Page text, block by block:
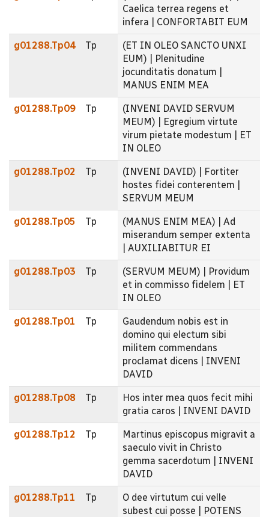
Caelica terrea regens et
infera | CONFORTABIT EUM
g01288.Tp04 Tp
(ET IN OLEO SANCTO UNXI
EUM) | Plenitudine
jocunditatis donatum |
MANUS ENIM MEA
g01288.Tp09 Tp
(INVENI DAVID SERVUM
MEUM) | Egregium virtute
virum pietate modestum | ET
IN OLEO
g01288.Tp02 Tp
(INVENI DAVID) | Fortiter
hostes fidei conterentem |
SERVUM MEUM
g01288.Tp05 Tp
(MANUS ENIM MEA) | Ad
miserandum semper extenta
| AUXILIABITUR EI
g01288.Tp03 Tp
(SERVUM MEUM) | Providum
et in commisso fidelem | ET
IN OLEO
g01288.Tp01 Tp
Gaudendum nobis est in
domino qui electum sibi
militem commendans
proclamat dicens | INVENI
DAVID
g01288.Tp08 Tp
Hos inter mea quos fecit mihi
gratia caros | INVENI DAVID
g01288.Tp12 Tp
Martinus episcopus migravit a
saeculo vivit in Christo
gemma sacerdotum | INVENI
DAVID
g01288.Tp11 Tp
O dee virtutum cui velle
subest cui posse | POTENS